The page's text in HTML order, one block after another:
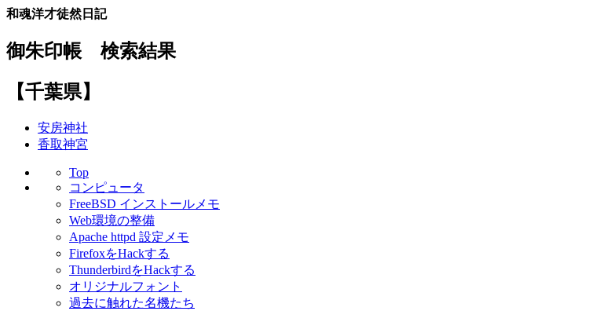
和魂洋才徒然日記
御朱印帳 検索結果
【千葉県】
安房神社
香取神宮
Top
コンピュータ
FreeBSD インストールメモ
Web環境の整備
Apache httpd 設定メモ
FirefoxをHackする
ThunderbirdをHackする
オリジナルフォント
過去に触れた名機たち